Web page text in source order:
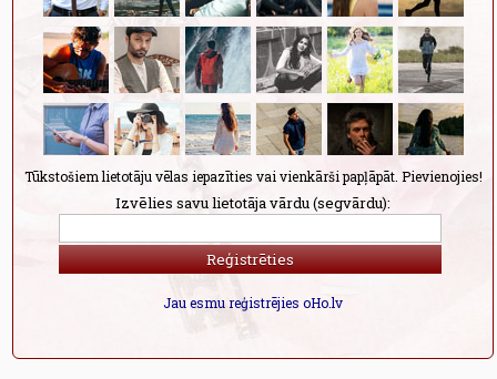
Tūkstošiem lietotāju vēlas iepazīties vai vienkārši papļāpāt. Pievienojies!
Izvēlies savu lietotāja vārdu (segvārdu):
Jau esmu reģistrējies oHo.lv